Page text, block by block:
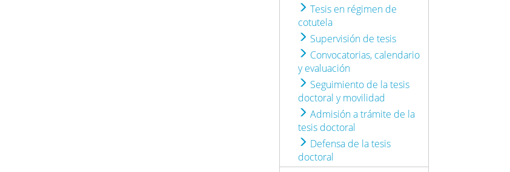
Tesis en régimen de
cotutela
Supervisión de tesis
Convocatorias, calendario
y evaluación
Seguimiento de la tesis
doctoral y movilidad
Admisión a trámite de la
tesis doctoral
Defensa de la tesis
doctoral